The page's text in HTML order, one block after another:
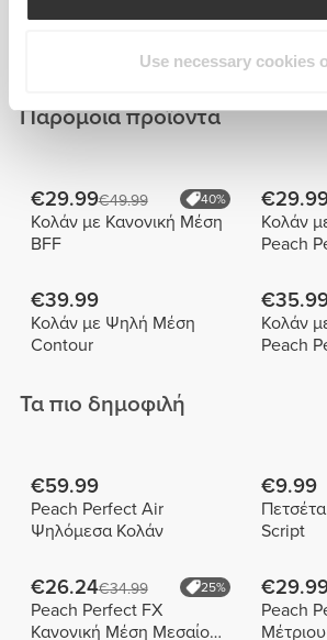
Use necessary cookies
Παρόμοια προϊόντα
€29.99€49.99 40%
Κολάν με Κανονική Μέση
BFF
Κολάν
Peach
€39.99
Κολάν με Ψηλή Μέση
Contour
Κολάν
Peach
Τα πιο δημοφιλή
€59.99
Peach Perfect Air
Ψηλόμεσα Κολάν
€9.99
Script
€26.24€34.99 25%
Peach Perfect FX
Κανονική Μέση Μεσαίου
Peach